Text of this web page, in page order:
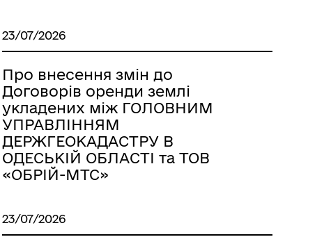
23/07/2026
Про внесення змін до
Договорів оренди землі
укладених між ГОЛОВНИМ
УПРАВЛІННЯМ
ДЕРЖГЕОКАДАСТРУ В
ОДЕСЬКІЙ ОБЛАСТІ та ТОВ
«ОБРІЙ-МТС»
23/07/2026